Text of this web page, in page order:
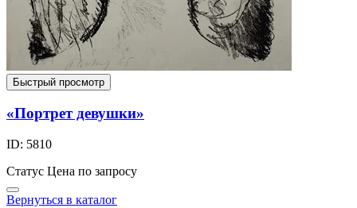
Быстрый просмотр
«Портрет девушки»
ID: 5810
Статус Цена по запросу
Вернуться в каталог